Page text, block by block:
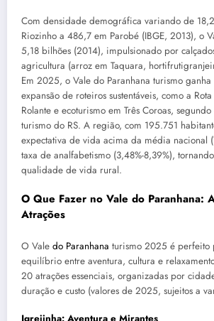
Com densidade demográfica variando de
Riozinho a 486,7 em Parobé (IBGE, 2013), o
5,18 bilhões (2014), impulsionado por
agricultura (arroz em Taquara,
Em 2025, o Vale do Paranhana turismo
expansão de roteiros sustentáveis, como a
Rolante e ecoturismo em Três Coroas,
turismo do RS. A região, com 195.751
expectativa de vida acima da média nacional
taxa de analfabetismo (3,48%-8,39%),
qualidade de vida rural.
O Que Fazer no Vale do Paranhana:
Atrações
O Vale do Paranhana turismo 2025 é perfeito
equilíbrio entre aventura, cultura e
20 atrações essenciais, organizadas por
duração e custo (valores de 2025, sujeitos a